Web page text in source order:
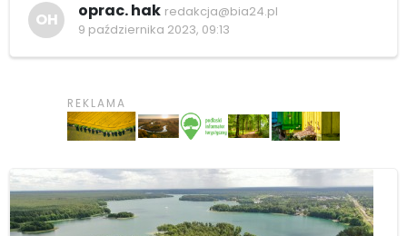
OH oprac. hak redakcja@bia24.pl
9 października 2023, 09:13